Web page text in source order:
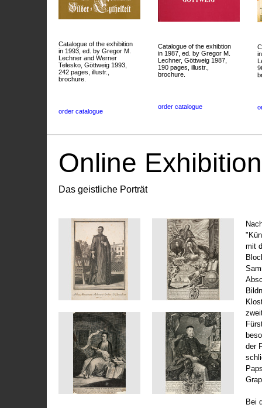
Catalogue of the exhibition
in 1993, ed. by Gregor M.
Lechner and Werner
Telesko, Göttweig 1993,
242 pages, illustr.,
brochure.
order catalogue
Catalogue of the exhibtion
in 1987, ed. by Gregor M.
Lechner, Göttweig 1987,
190 pages, illustr.,
brochure.
order catalogue
Online
Das geistliche Porträt
mit
der
Bei